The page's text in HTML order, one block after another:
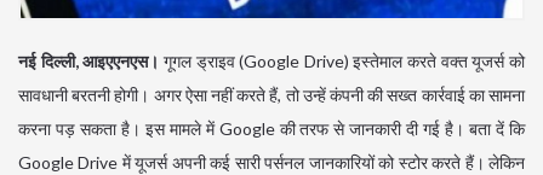
नई दिल्ली, आइएएनएस। गूगल ड्राइव (Google Drive) इस्तेमाल करते वक्त यूजर्स को
सावधानी बरतनी होगी। अगर ऐसा नहीं करते हैं, तो उन्हें कंपनी की सख्त कार्रवाई का सामना
करना पड़ सकता है। इस मामले में Google की तरफ से जानकारी दी गई है। बता दें कि
Google Drive में यूजर्स अपनी कई सारी पर्सनल जानकारियों को स्टोर करते हैं। लेकिन